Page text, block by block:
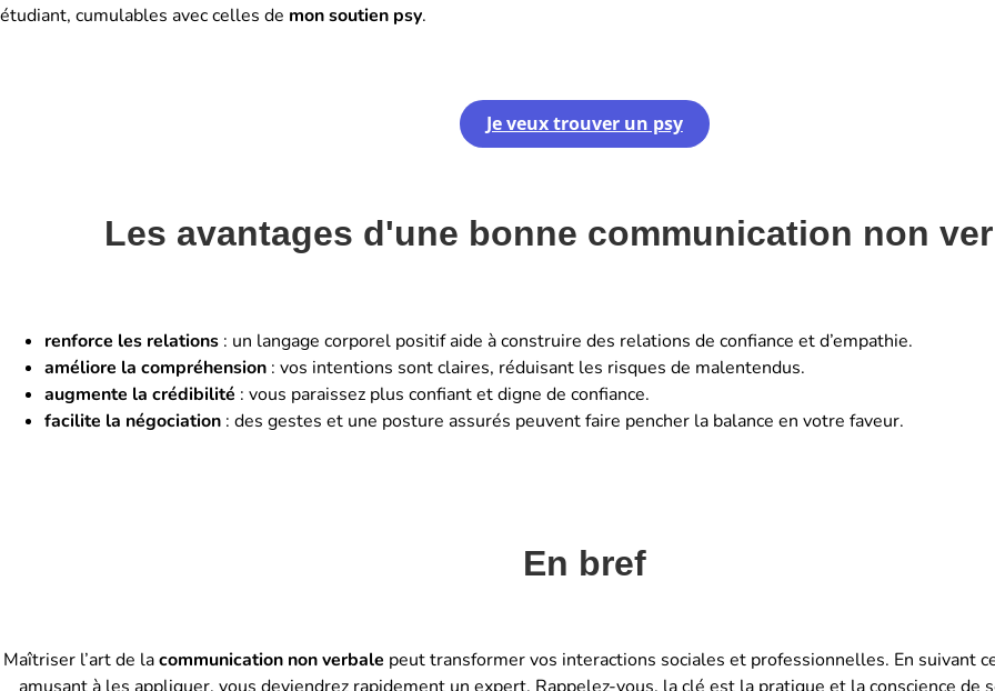
étudiant, cumulables avec celles de mon soutien psy.
Je veux trouver un psy
Les avantages d'une bonne communication non
renforce les relations : un langage corporel positif aide à construire des relations de confiance et d’empathie.
améliore la compréhension : vos intentions sont claires, réduisant les risques de malentendus.
augmente la crédibilité : vous paraissez plus confiant et digne de confiance.
facilite la négociation : des gestes et une posture assurés peuvent faire pencher la balance en votre faveur.
En bref
Maîtriser l’art de lacommunication non verbale peut transformer vos interactions sociales et professionnelles. En suivant
amusant à les appliquer, vous deviendrez rapidement un expert. Rappelez-vous, la clé est la pratique et la conscience de